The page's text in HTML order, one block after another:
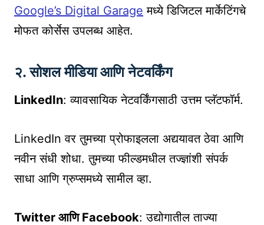
Google’s Digital Garage मध्ये डिजिटल मार्केटिंगचे
मोफत कोर्सेस उपलब्ध आहेत.
२. सोशल मीडिया आणि नेटवर्किंग
LinkedIn: व्यावसायिक नेटवर्किंगसाठी उत्तम प्लॅटफॉर्म.
LinkedIn वर तुमच्या प्रोफाइलला अद्ययावत ठेवा आणि
नवीन संधी शोधा. तुमच्या फील्डमधील तज्ज्ञांशी संपर्क
साधा आणि ग्रुप्समध्ये सामील व्हा.
Twitter आणि Facebook: उद्योगातील ताज्या